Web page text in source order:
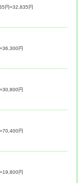
円=32,835円
円
円
円
円